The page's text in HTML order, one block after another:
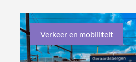
Verkeer en mobiliteit